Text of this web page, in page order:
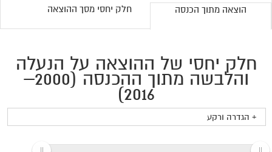
הוצאה מתוך הכנסה חלק יחסי מסך ההוצאה
חלק יחסי של ההוצאה על הנעלה
והלבשה מתוך ההכנסה (2000–
2016)
+ הגדרה ורקע